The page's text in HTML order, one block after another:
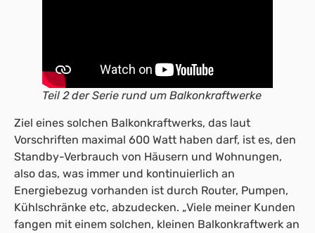
Teil 2 der Serie rund um Balkonkraftwerke
Ziel eines solchen Balkonkraftwerks, das laut
Vorschriften maximal 600 Watt haben darf, ist es, den
Standby-Verbrauch von Häusern und Wohnungen,
also das, was immer und kontinuierlich an
Energiebezug vorhanden ist durch Router, Pumpen,
Kühlschränke etc, abzudecken. „Viele meiner Kunden
fangen mit einem solchen, kleinen Balkonkraftwerk an